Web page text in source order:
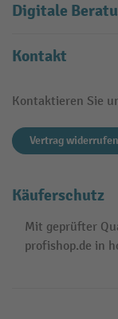
Digitale
Kontakt
Kontaktieren Sie
Vertrag widerrufen
Käuferschutz
Mit geprüfter
profishop.de in